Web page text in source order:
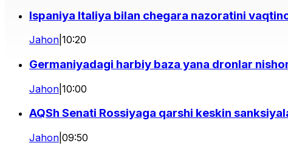
Ispaniya Italiya bilan chegara nazoratini
Jahon 10:20
Germaniyadagi harbiy baza yana dronlar
Jahon 10:00
AQSh Senati Rossiyaga qarshi keskin
Jahon 09:50